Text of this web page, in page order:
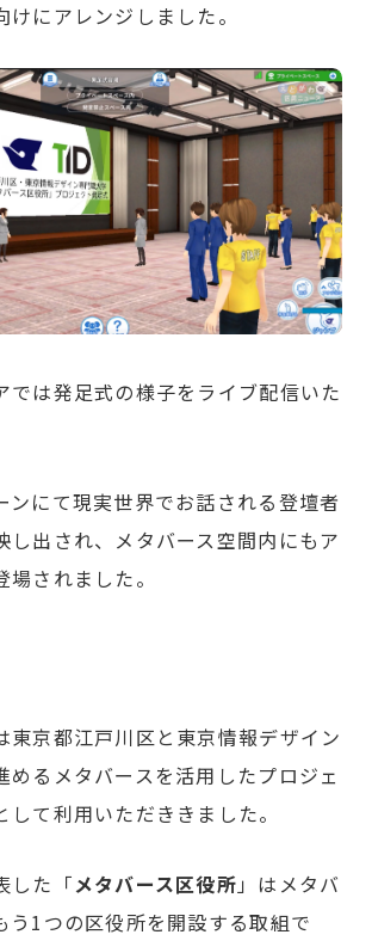
にアレンジしました。
では発足式の様子をライブ配信いた
ンにて現実世界でお話される登壇者
し出され、メタバース空間内にもア
されました。
東京都江戸川区と東京情報デザイン
めるメタバースを活用したプロジェ
して利用いただききました。
した「メタバース区役所 」はメタバ
う1つの区役所を開設する取組で